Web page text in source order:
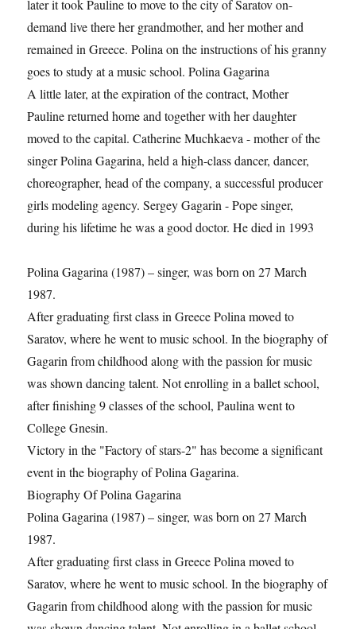
later it took Pauline to move to the city of Saratov on-
demand live there her grandmother, and her mother and
remained in Greece. Polina on the instructions of his granny
goes to study at a music school. Polina Gagarina
A little later, at the expiration of the contract, Mother
Pauline returned home and together with her daughter
moved to the capital. Catherine Muchkaeva - mother of the
singer Polina Gagarina, held a high-class dancer, dancer,
choreographer, head of the company, a successful producer
girls modeling agency. Sergey Gagarin - Pope singer,
during his lifetime he was a good doctor. He died in 1993
Polina Gagarina (1987) – singer, was born on 27 March
1987.
After graduating first class in Greece Polina moved to
Saratov, where he went to music school. In the biography of
Gagarin from childhood along with the passion for music
was shown dancing talent. Not enrolling in a ballet school,
after finishing 9 classes of the school, Paulina went to
College Gnesin.
Victory in the "Factory of stars-2" has become a significant
event in the biography of Polina Gagarina.
Biography Of Polina Gagarina
Polina Gagarina (1987) – singer, was born on 27 March
1987.
After graduating first class in Greece Polina moved to
Saratov, where he went to music school. In the biography of
Gagarin from childhood along with the passion for music